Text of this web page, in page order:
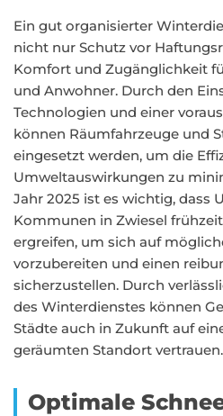
Ein gut organisierter
nicht nur Schutz vor
Komfort und Zugänglichkeit
und Anwohner. Durch den
Technologien und einer
können Räumfahrzeuge und
eingesetzt werden, um die
Umweltauswirkungen zu
Jahr 2025 ist es wichtig, dass
Kommunen in Zwiesel
ergreifen, um sich auf
vorzubereiten und einen
sicherzustellen. Durch
des Winterdienstes können
Städte auch in Zukunft auf
geräumten Standort vertrauen.
Optimale